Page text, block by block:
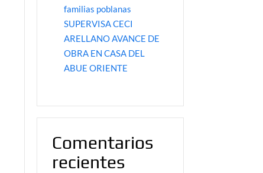
familias poblanas
SUPERVISA CECI
ARELLANO AVANCE DE
OBRA EN CASA DEL
ABUE ORIENTE
Comentarios
recientes